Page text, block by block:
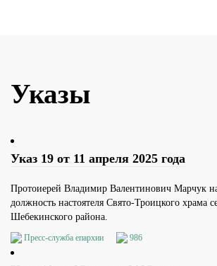
Указы
Указ 19 от 11 апреля 2025 года
Протоиерей Владимир Валентинович Марчук
должность настоятеля Свято-Троицкого храма
Шебекинского района.
Пресс-служба епархии 986